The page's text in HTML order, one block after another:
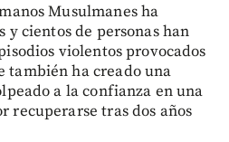
Musulmanes ha
y cientos de personas han
violentos provocados
también ha creado una
a la confianza en una
recuperarse tras dos años